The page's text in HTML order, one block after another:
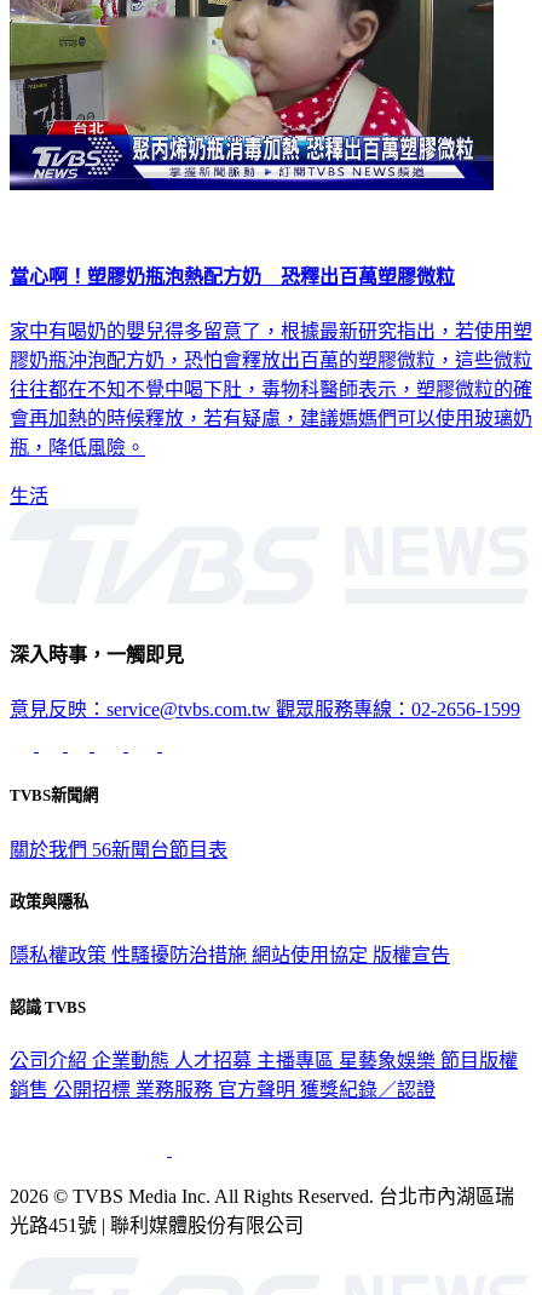
當心啊！塑膠奶瓶泡熱配方奶 恐釋出百萬塑膠微粒
家中有喝奶的嬰兒得多留意了，根據最新研究指出，若使用塑
膠奶瓶沖泡配方奶，恐怕會釋放出百萬的塑膠微粒，這些微粒
往往都在不知不覺中喝下肚，毒物科醫師表示，塑膠微粒的確
會再加熱的時候釋放，若有疑慮，建議媽媽們可以使用玻璃奶
瓶，降低風險。
生活
深入時事，一觸即見
意見反映：service@tvbs.com.tw 觀眾服務專線：02-2656-1599
TVBS新聞網
關於我們 56新聞台節目表
政策與隱私
隱私權政策 性騷擾防治措施 網站使用協定 版權宣告
認識 TVBS
公司介紹 企業動態 人才招募 主播專區 星藝象娛樂 節目版權
銷售 公開招標 業務服務 官方聲明 獲獎紀錄／認證
2026 © TVBS Media Inc. All Rights Reserved. 台北市內湖區瑞
光路451號 | 聯利媒體股份有限公司